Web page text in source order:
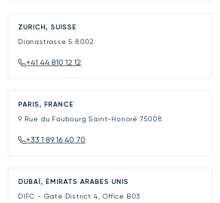
ZURICH, SUISSE
Dianastrasse 5 8002
+41 44 810 12 12
PARIS, FRANCE
9 Rue du Faubourg Saint-Honoré 75008
+33 1 89 16 40 70
DUBAÏ, ÉMIRATS ARABES UNIS
DIFC - Gate District 4, Office B03